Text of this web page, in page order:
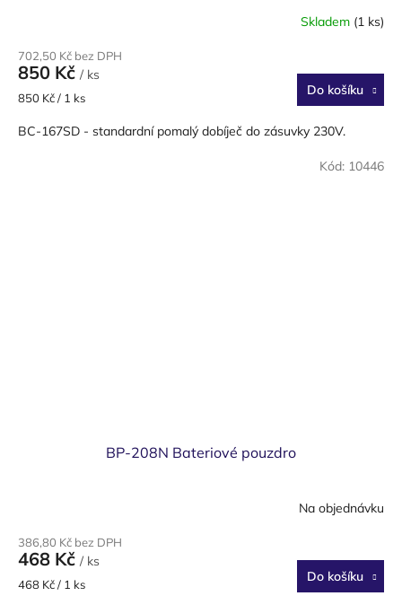
Skladem (1 ks)
702,50 Kč bez DPH
850 Kč / ks
Měrná
850 Kč / 1 ks Do košíku
BC-167SD - standardní pomalý dobíječ do zásuvky 230V.
BP-208N Bateriové pouzdro
Na objednávku
386,80 Kč bez DPH
468 Kč / ks
Měrná
468 Kč / 1 ks Do košíku
Kód: 10446